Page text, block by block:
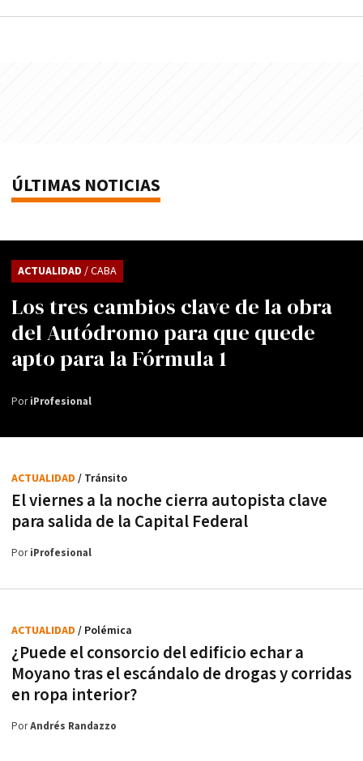
ÚLTIMAS NOTICIAS
Los tres cambios clave de la obra
del Autódromo para que quede
apto para la Fórmula 1
ACTUALIDAD / CABA
PoriProfesional
El viernes a la noche cierra autopista clave
para salida de la Capital Federal
ACTUALIDAD / Tránsito
PoriProfesional
¿Puede el consorcio del edificio echar a
Moyano tras el escándalo de drogas y corridas
en ropa interior?
ACTUALIDAD / Polémica
PorAndrés Randazzo